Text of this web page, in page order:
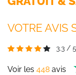
VOTRE AVIS
3.3 / 5
Voir les 448 avis